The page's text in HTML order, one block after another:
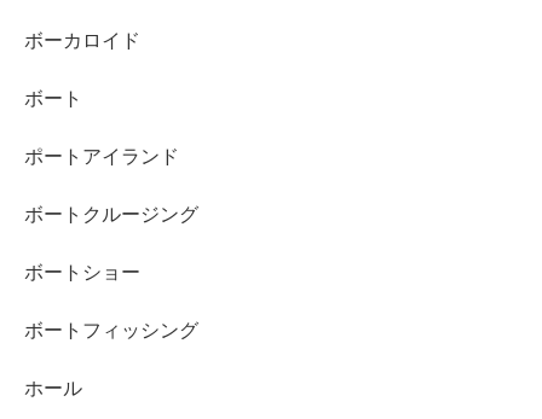
ボーカロイド
ボート
ポートアイランド
ボートクルージング
ボートショー
ボートフィッシング
ホール